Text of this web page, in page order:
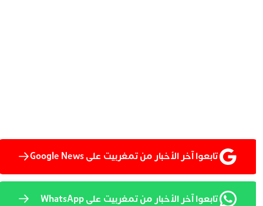
تابعوا آخر الأخبار من تمغربيت على Google News
تابعوا آخر الأخبار من تمغربيت على WhatsApp